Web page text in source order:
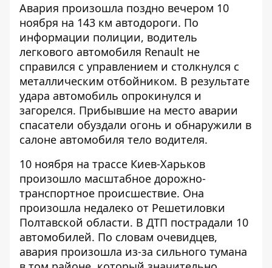
Авария произошла поздно вечером 10
ноября на 143 км автодороги. По
информации полиции, водитель
легкового автомобиля Renault не
справился с управлением и столкнулся с
металлическим отбойником. В результате
удара автомобиль опрокинулся и
загорелся. Прибывшие на место аварии
спасатели обуздали огонь и обнаружили в
салоне автомобиля тело водителя.
10 ноября на трассе Киев-Харьков
произошло масштабное дорожно-
транспортное происшествие. Она
произошла недалеко от Решетиловки
Полтавской области. В ДТП пострадали 10
автомобилей. По словам очевидцев,
авария произошла из-за сильного тумана